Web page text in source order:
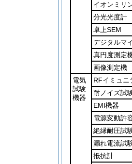
イオンミリ
分光光度計
卓上SEM
デジタルマ
真円度測定
画像測定機
電気
試験
機器
RFイミュニ
耐ノイズ試
EMI機器
電源変動許
絶縁耐圧試
漏れ電流試
抵抗計